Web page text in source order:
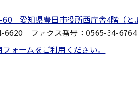
60 愛知県豊田市役所西庁舎4階（ と
6620 ファクス番号：0565-34-6764
ォームをご利用ください。